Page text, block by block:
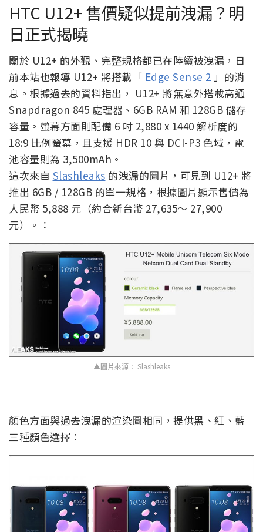
HTC U12+ 售價疑似提前洩漏？明
日正式揭曉
關於 U12+ 的外觀、完整規格都已在陸續被洩漏，日
前本站也報導 U12+ 將搭載「 Edge Sense 2 」的消
息。根據過去的資料指出， U12+ 將無意外搭載高通
Snapdragon 845 處理器、6GB RAM 和 128GB 儲存
容量。螢幕方面則配備 6 吋 2,880 x 1440 解析度的
18:9 比例螢幕，且支援 HDR 10 與 DCI-P3 色域，電
池容量則為 3,500mAh。
這次來自 Slashleaks 的洩漏的圖片，可見到 U12+ 將
推出 6GB / 128GB 的單一規格，根據圖片顯示售價為
人民幣 5,888 元（約合新台幣 27,635～ 27,900
元）。：
▲圖片來源： Slashleaks
顏色方面與過去洩漏的渲染圖相同，提供黑、紅、藍
三種顏色選擇：